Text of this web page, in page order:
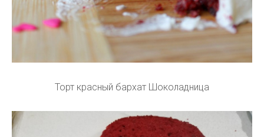
Торт красный бархат Шоколадница